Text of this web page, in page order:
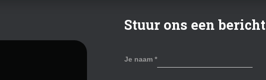
Stuur ons een bericht
Je naam *